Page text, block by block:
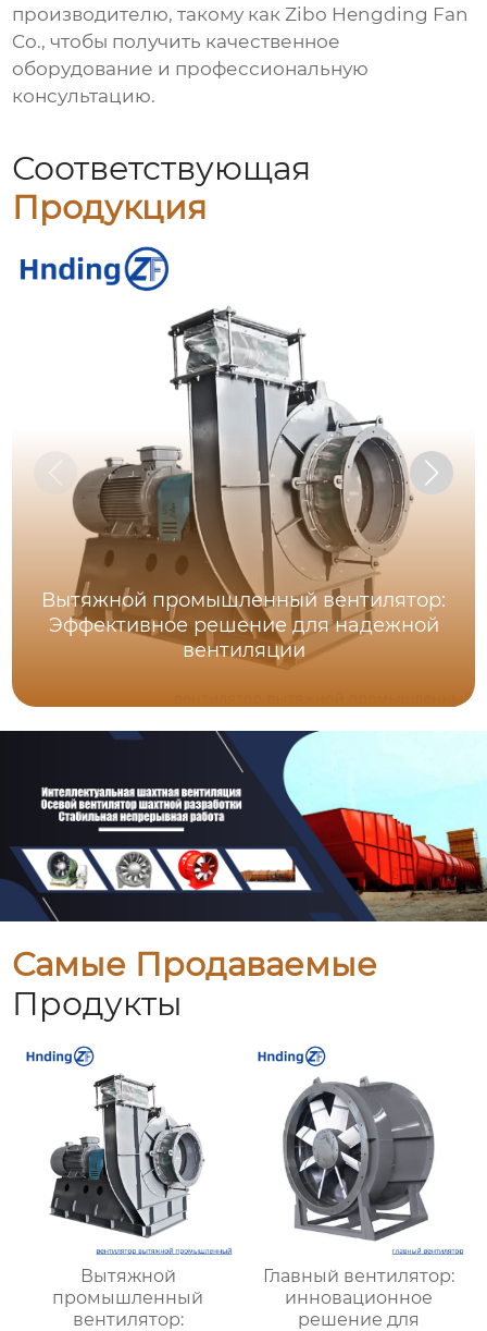
производителю, такому как Zibo Hengding Fan
Co., чтобы получить качественное
оборудование и профессиональную
консультацию.
Соответствующая
Продукция
Вытяжной промышленный вентилятор:
Эффективное решение для надежной
вентиляции
Самые Продаваемые
Продукты
Вытяжной
промышленный
вентилятор:
Главный вентилятор:
инновационное
решение для